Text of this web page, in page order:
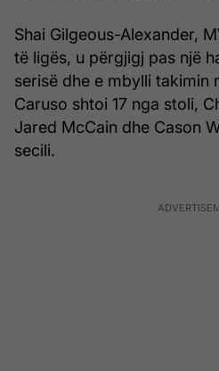
Shai Gilgeous-Alexander,
të ligës, u përgjigj pas një
serisë dhe e mbylli takimin
Caruso shtoi 17 nga stoli,
Jared McCain dhe Cason
secili.